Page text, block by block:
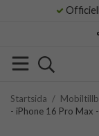
Startsida /
- iPhone 16 Pro Max